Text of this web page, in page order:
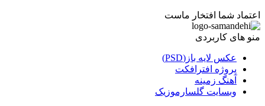
اعتماد شما افتخار ماست
منو های کاربردی
عکس لایه باز(PSD)
پروژه افترافکت
آهنگ زمینه
وبسایت گلسارموزیک